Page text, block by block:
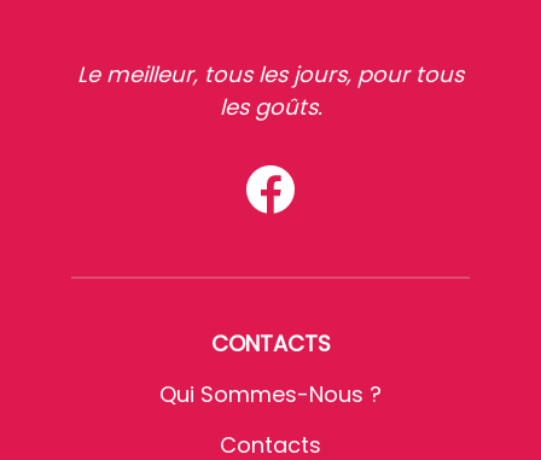
Le meilleur, tous les jours, pour tous
les goûts.
CONTACTS
Qui Sommes-Nous ?
Contacts